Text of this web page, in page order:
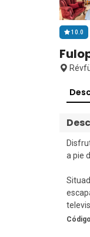
10.0
a pie
En